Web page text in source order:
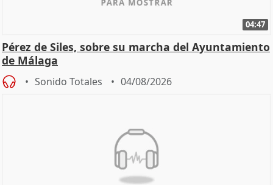
04:47
Pérez de Siles, sobre su marcha del Ayuntamiento
de Málaga
Sonido Totales 04/08/2026